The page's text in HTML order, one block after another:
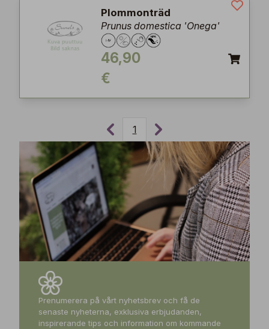
Plommonträd
Prunus domestica 'Onega'
46,90
€
1
Prenumerera på vårt nyhetsbrev och få de
senaste nyheterna, exklusiva erbjudanden,
inspirerande tips och information om kommande